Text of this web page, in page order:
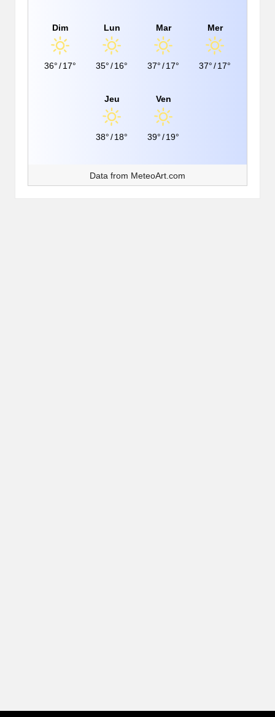
Dim
36°/17°
Lun
35°/16°
Mar
37°/17°
Mer
37°/17°
Jeu
38°/18°
Ven
39°/19°
Data from MeteoArt.com